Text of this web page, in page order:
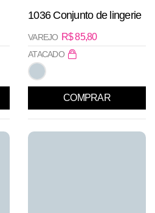
1036 Conjunto de lingerie
R$85,80
VAREJO
ATACADO
COMPRAR